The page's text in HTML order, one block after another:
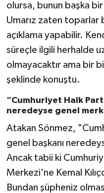
olursa, bunun başka
Umarız zaten toparlar
açıklama yapabilir.
süreçle ilgili herhalde
olmayacaktır ama bir
şeklinde konuştu.
"Cumhuriyet Halk
neredeyse genel
Atakan Sönmez,
genel başkanı
Ancak tabii ki
Merkezi'ne Kemal
Bundan şüpheniz